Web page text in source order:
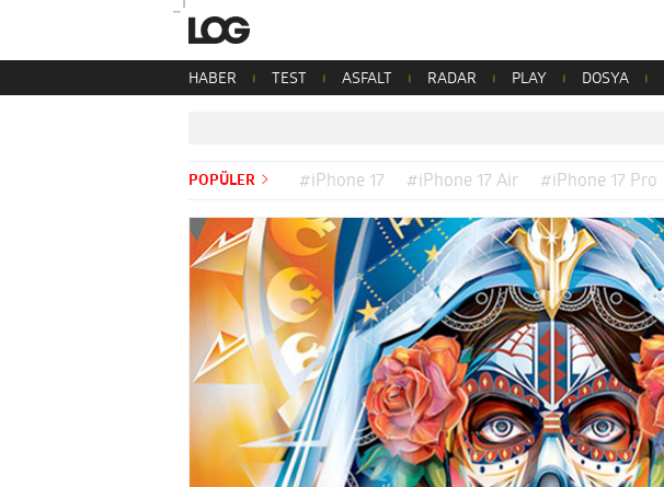
HABER TEST ASFALT RADAR PLAY DOSYA
POPÜLER #iPhone 17 #iPhone 17 Air #iPhone 17 Pro